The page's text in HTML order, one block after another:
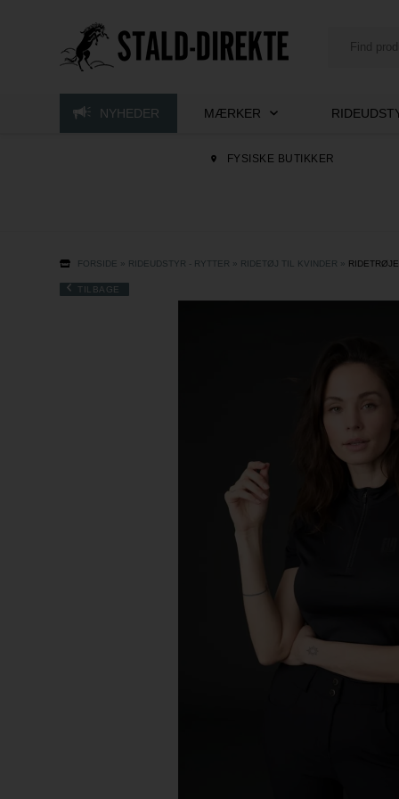
NYHEDER MÆRKER
FYSISKE BUTIKKER
FORSIDE » RIDEUDSTYR - RYTTER » RIDETØJ TIL KVINDER »
TILBAGE